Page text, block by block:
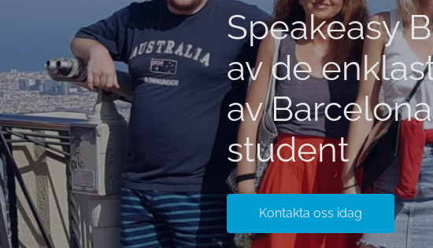
Speakeasy
av de
av
student
Kontakta oss idag